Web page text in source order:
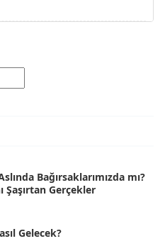
Bağırsaklarımızda mı?
Şaşırtan Gerçekler
Gelecek?